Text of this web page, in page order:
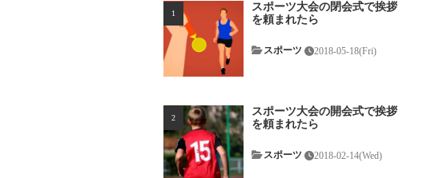
スポーツ大会の閉会式で挨拶
を頼まれたら
2018-05-18(Fri)
スポーツ
スポーツ大会の開会式で挨拶
を頼まれたら
2018-02-14(Wed)
スポーツ